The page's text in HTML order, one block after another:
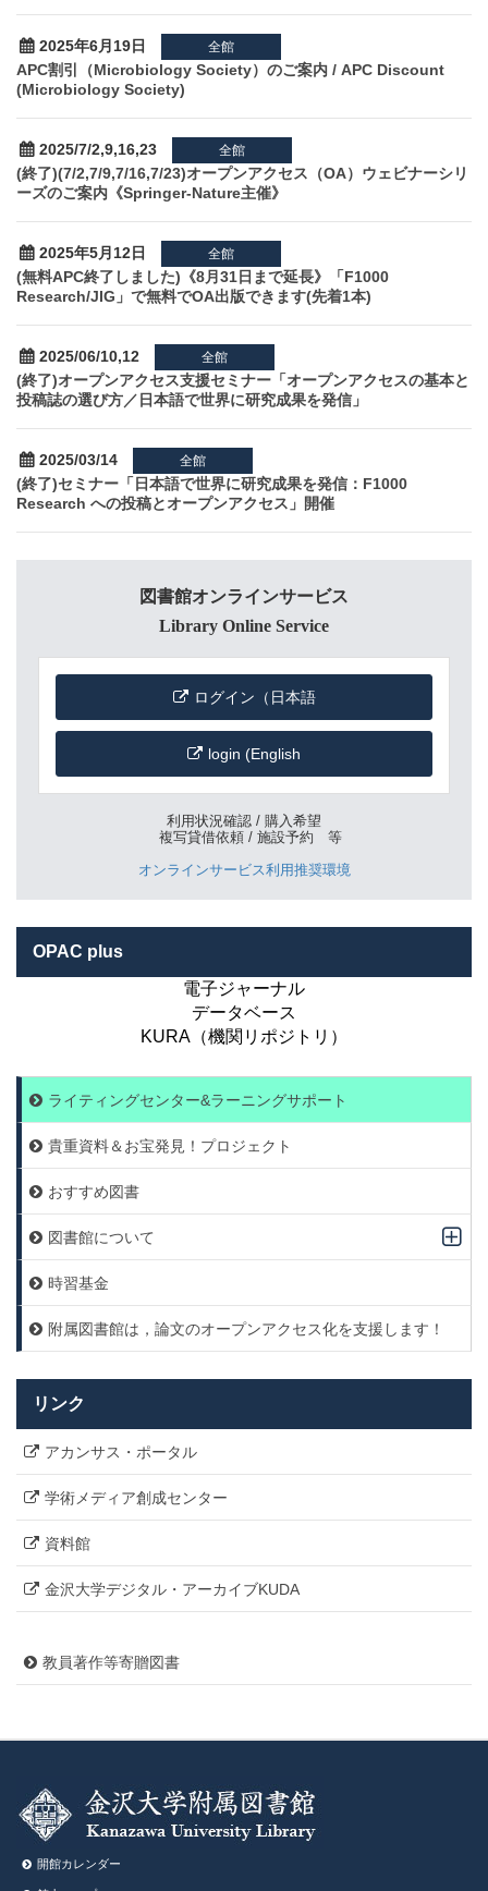
2025年6月19日 全館
APC割引（Microbiology Society）のご案内 / APC Discount
(Microbiology Society)
2025/7/2,9,16,23 全館
(終了)(7/2,7/9,7/16,7/23)オープンアクセス（OA）ウェビナーシリ
ーズのご案内《Springer-Nature主催》
2025年5月12日 全館
(無料APC終了しました)《8月31日まで延長》「F1000
Research/JIG」で無料でOA出版できます(先着1本)
2025/06/10,12 全館
(終了)オープンアクセス支援セミナー「オープンアクセスの基本と
投稿誌の選び方／日本語で世界に研究成果を発信」
2025/03/14 全館
(終了)セミナー「⽇本語で世界に研究成果を発信：F1000
Research への投稿とオープンアクセス」開催
図書館オンラインサービス
Library Online Service
ログイン（日本語
login (English
利用状況確認 / 購入希望
複写貸借依頼 / 施設予約 等
オンラインサービス利用推奨環境
OPAC plus
電子ジャーナル
データベース
KURA（機関リポジトリ）
ライティングセンター&ラーニングサポート
貴重資料＆お宝発見！プロジェクト
おすすめ図書
図書館について
時習基金
附属図書館は，論文のオープンアクセス化を支援します！
リンク
アカンサス・ポータル
学術メディア創成センター
資料館
金沢大学デジタル・アーカイブKUDA
教員著作等寄贈図書
開館カレンダー